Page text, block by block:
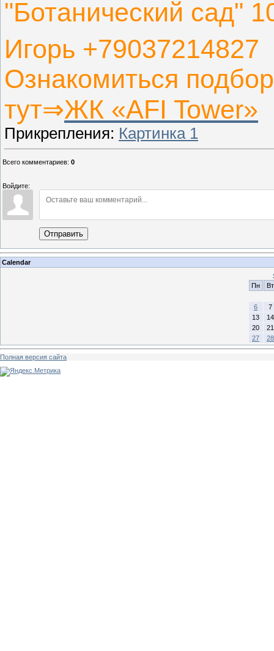
"Ботанический сад"
Игорь +79037214827
Ознакомиться
тут⇒ЖК «AFI Tower»
Прикрепления: Картинка 1
Всего комментариев: 0
Войдите:
Отправить
Calendar
Пн
Вт
6
7
13
14
20
21
27
28
Полная версия сайта